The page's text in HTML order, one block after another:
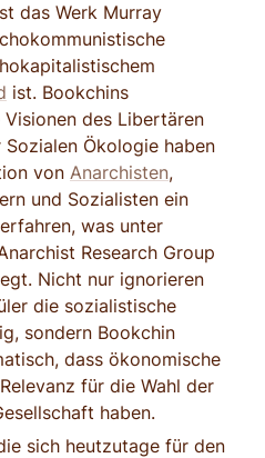
das Werk Murray
ist. Bookchins
des Libertären
Sozialen Ökologie haben
von Anarchisten,
und Sozialisten ein
was unter
Research Group
Nicht nur ignorieren
die sozialistische
sondern Bookchin
dass ökonomische
für die Wahl der
haben.
sich heutzutage für den